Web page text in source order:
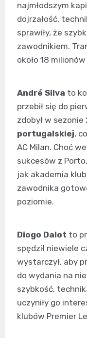
najmłodszym
dojrzałość,
sprawiły, że
zawodnikiem.
około 18
André Silva to
przebił się do
zdobył w sezonie
portugalskiej,
AC Milan. Choć
sukcesów z
jak akademia
zawodnika
poziomie.
Diogo Dalot to
spędził niewiele
wystarczył, aby
do wydania na
szybkość,
uczyniły go
klubów Premier